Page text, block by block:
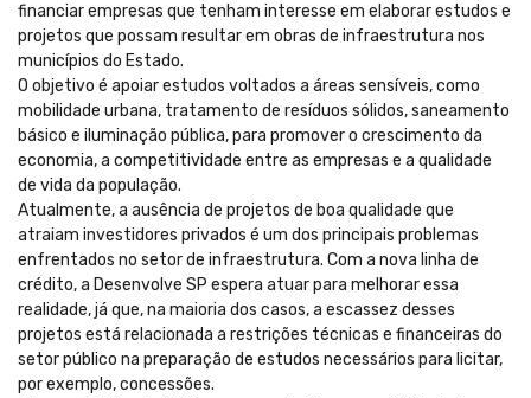
financiar empresas que tenham interesse em elaborar estudos e
projetos que possam resultar em obras de infraestrutura nos
municípios do Estado.
O objetivo é apoiar estudos voltados a áreas sensíveis, como
mobilidade urbana, tratamento de resíduos sólidos, saneamento
básico e iluminação pública, para promover o crescimento da
economia, a competitividade entre as empresas e a qualidade
de vida da população.
Atualmente, a ausência de projetos de boa qualidade que
atraiam investidores privados é um dos principais problemas
enfrentados no setor de infraestrutura. Com a nova linha de
crédito, a Desenvolve SP espera atuar para melhorar essa
realidade, já que, na maioria dos casos, a escassez desses
projetos está relacionada a restrições técnicas e financeiras do
setor público na preparação de estudos necessários para licitar,
por exemplo, concessões.